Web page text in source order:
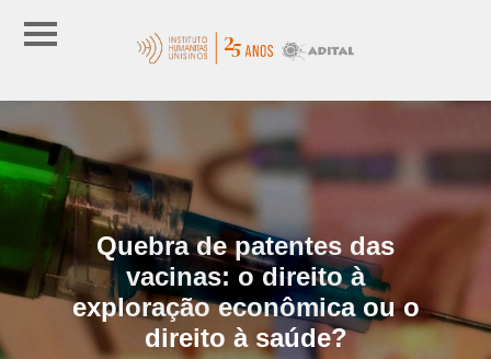
Quebra de patentes das
vacinas: o direito à
exploração econômica ou o
direito à saúde?